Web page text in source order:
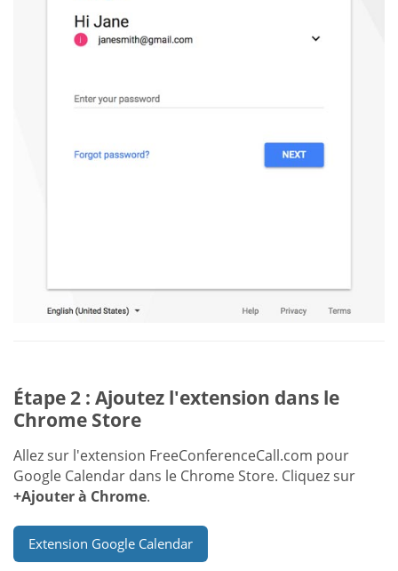
Étape 2 : Ajoutez l'extension dans le
Chrome Store
Allez sur l'extension FreeConferenceCall.com pour
Google Calendar dans le Chrome Store. Cliquez sur
+Ajouter à Chrome.
Extension Google Calendar